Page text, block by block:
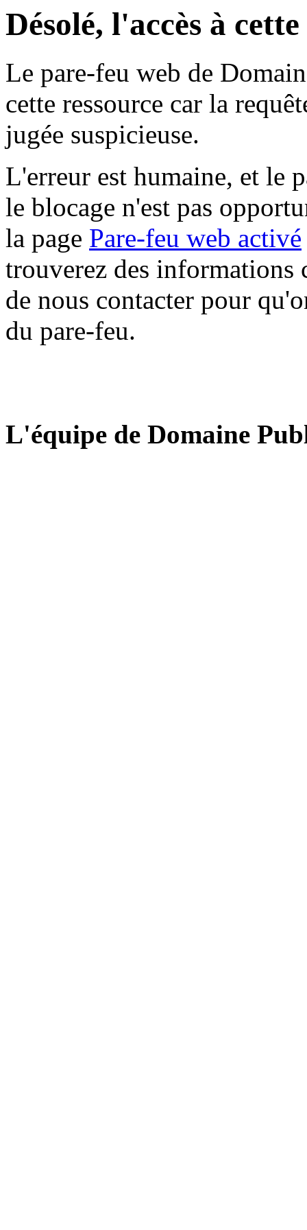
Désolé, l'accès à
Le pare-feu web de
cette ressource car la
jugée suspicieuse.
L'erreur est humaine, et le
le blocage n'est pas
la page Pare-feu web activé
trouverez des informations
de nous contacter pour
du pare-feu.
L'équipe de Domaine